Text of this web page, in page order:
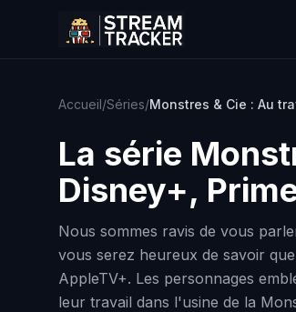
Accueil/Séries/Monstres & Cie : Au
La série
Disney+,
Nous sommes ravis de vous
vous serez heureux de savoir
AppleTV+. Les personnages
leur travail dans l'usine de la